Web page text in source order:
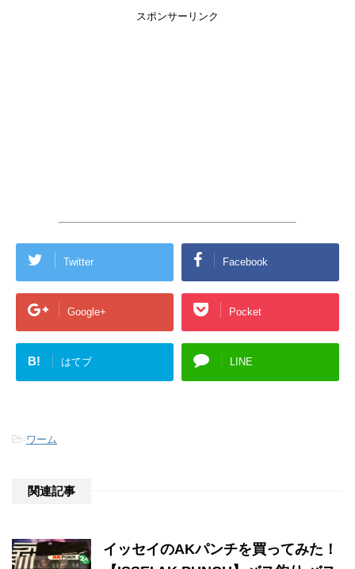
スポンサーリンク
Twitter Facebook
Google+ Pocket
B! はてブ LINE
-ワーム
関連記事
イッセイのAKパンチを買ってみた！